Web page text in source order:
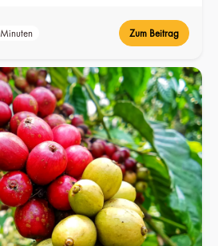
Zum Beitrag